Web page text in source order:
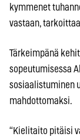
kymmenet
vastaan,
Tärkeimpänä
sopeutumisessa
sosiaalistuminen
mahdottomaksi.
“Kielitaito pitäisi